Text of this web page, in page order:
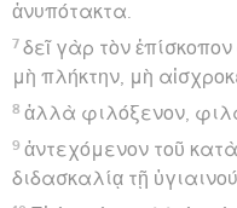
ἀνυπότακτα.
7 δεῖ γὰρ τὸν
μὴ πλήκτην, μὴ
8 ἀλλὰ φιλόξενον,
9 ἀντεχόμενον τοῦ
διδασκαλίᾳ τῇ